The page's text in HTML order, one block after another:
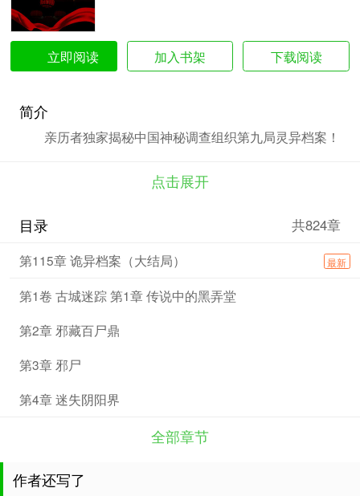
立即阅读 加入书架 下载阅读
简介
亲历者独家揭秘中国神秘调查组织第九局灵异档案！
点击展开
目录 共824章
第115章 诡异档案（大结局） 最新
第1卷 古城迷踪 第1章 传说中的黑弄堂
第2章 邪藏百尸鼎
第3章 邪尸
第4章 迷失阴阳界
全部章节
作者还写了